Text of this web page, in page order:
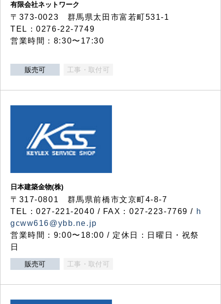
有限会社ネットワーク
〒373-0023 群馬県太田市富若町531-1
TEL：0276-22-7749
営業時間：8:30〜17:30
販売可 工事・取付可
日本建築金物(株)
〒317‐0801 群馬県前橋市文京町4-8-7
TEL：027-221-2040 / FAX：027-223-7769 / h
gcww616@ybb.ne.jp
営業時間：9:00〜18:00 / 定休日：日曜日・祝祭
日
販売可 工事・取付可